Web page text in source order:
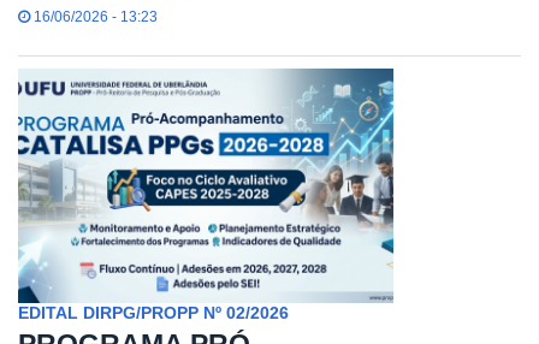
16/06/2026 - 13:23
EDITAL DIRPG/PROPP Nº 02/2026